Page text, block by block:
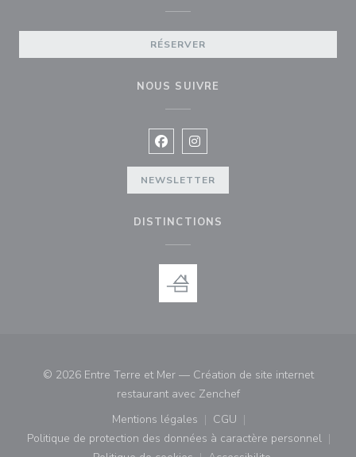
RÉSERVER
NOUS SUIVRE
Facebook ((ouvre une nouvelle
Instagram ((ouvre une
NEWSLETTER
DISTINCTIONS
© 2026 Entre Terre et Mer — Création de site internet
restaurant avec Zenchef((ouvre une nouvelle
Mentions légales
((ouvre une nouvelle fenêtre))
CGU
((ouvre une nouvelle
Politique de protection des données à caractère personnel
((ouvre une nouvelle fenêtre))